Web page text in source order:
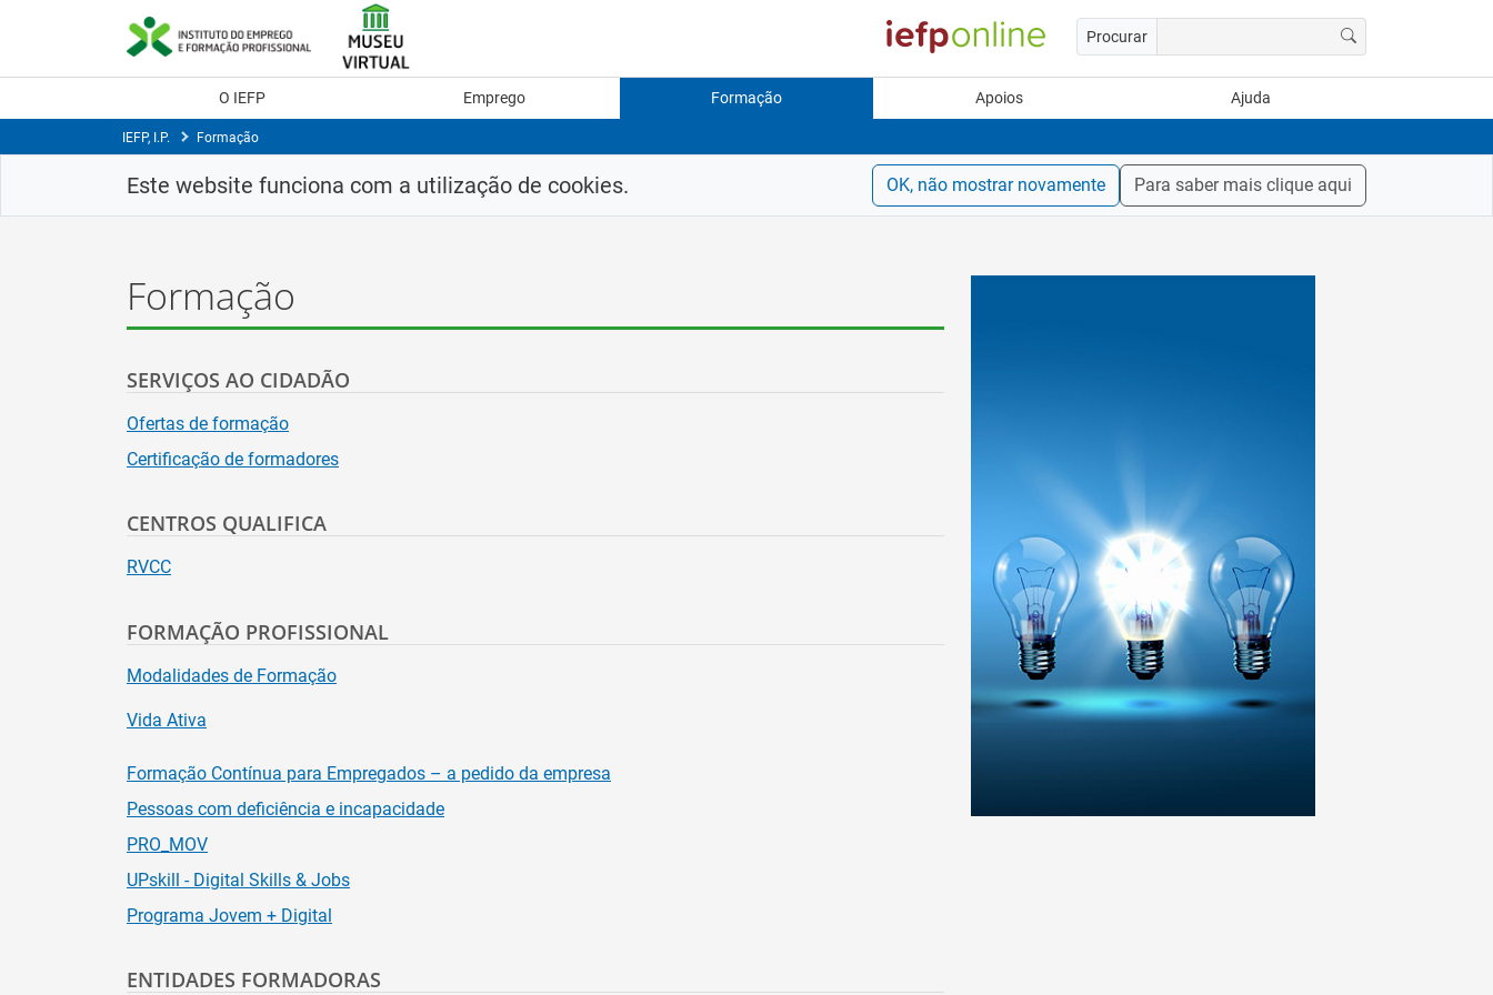
Procurar
O IEFP Emprego Formação Apoios Ajuda
IEFP, I.P. Formação
Este website funciona com a utilização de cookies. OK, não mostrar novamente Para saber mais clique aqui
Formação
SERVIÇOS AO CIDADÃO
Ofertas de formação
Certificação de formadores
CENTROS QUALIFICA
RVCC
FORMAÇÃO PROFISSIONAL
Modalidades de Formação
Vida Ativa
Formação Contínua para Empregados – a pedido da empresa
Pessoas com deficiência e incapacidade
PRO_MOV
UPskill - Digital Skills & Jobs
Programa Jovem + Digital
ENTIDADES FORMADORAS